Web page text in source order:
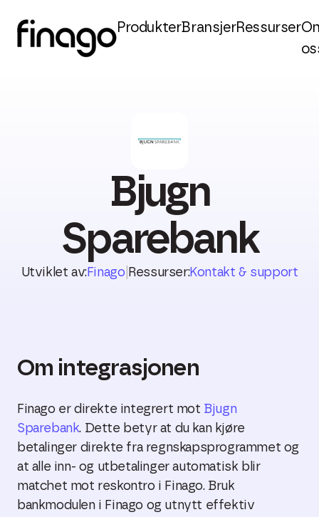
ProdukterBransjerRessurser
Bjugn
Sparebank
Utviklet av:Finago Ressurser:Kontakt & support
Om integrasjonen
Finago er direkte integrert mot Bjugn
Sparebank. Dette betyr at du kan kjøre
betalinger direkte fra regnskapsprogrammet og
at alle inn- og utbetalinger automatisk blir
matchet mot reskontro i Finago. Bruk
bankmodulen i Finago og utnytt effektiv